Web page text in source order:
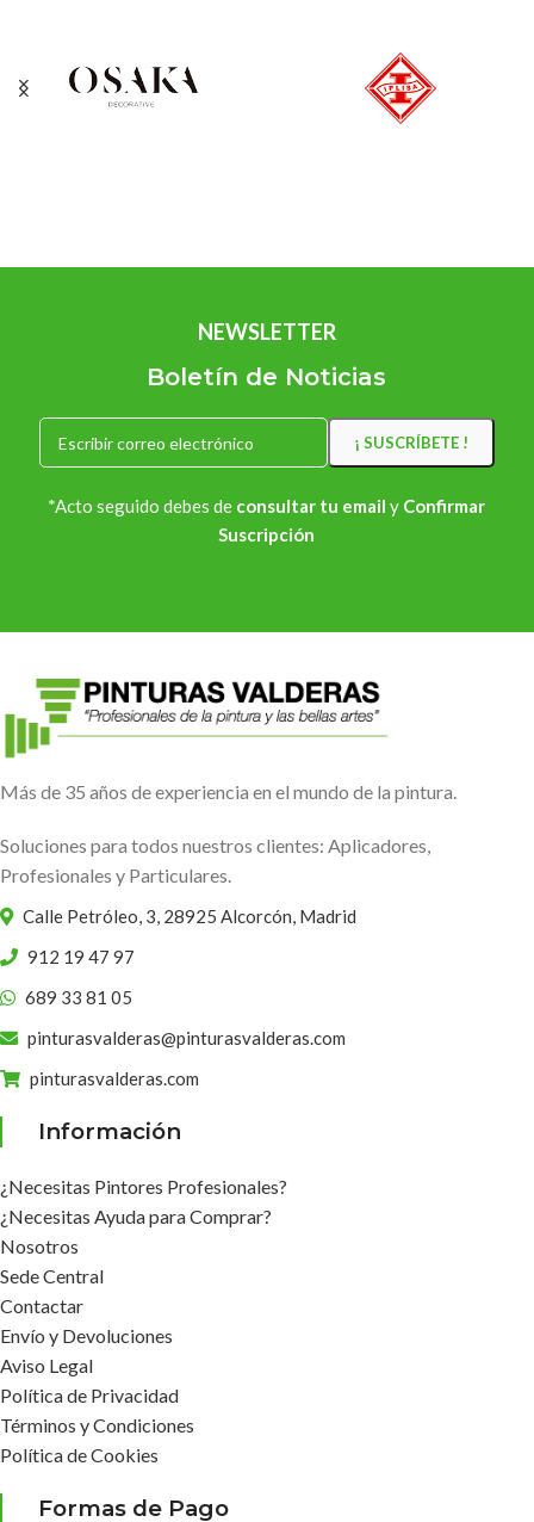
NEWSLETTER
Boletín de Noticias
*Acto seguido debes de consultar tu email y Confirmar
Suscripción
Más de 35 años de experiencia en el mundo de la pintura.
Soluciones para todos nuestros clientes: Aplicadores,
Profesionales y Particulares.
Calle Petróleo, 3, 28925 Alcorcón, Madrid
912 19 47 97
689 33 81 05
pinturasvalderas@pinturasvalderas.com
pinturasvalderas.com
Información
¿Necesitas Pintores Profesionales?
¿Necesitas Ayuda para Comprar?
Nosotros
Sede Central
Contactar
Envío y Devoluciones
Aviso Legal
Política de Privacidad
Términos y Condiciones
Política de Cookies
Formas de Pago